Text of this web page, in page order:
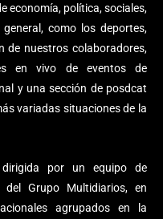
economía, política, sociales,
como los deportes,
de nuestros colaboradores,
en vivo de eventos de
y una sección de posdcat
variadas situaciones de la
por un equipo de
del Grupo Multidiarios, en
agrupados en la